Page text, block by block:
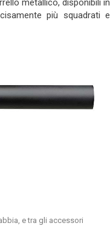
metallico, disponibili in
più squadrati e
e tra gli accessori